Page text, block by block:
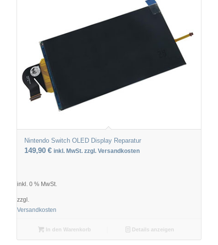
Nintendo Switch OLED Display Reparatur
149,90 € inkl. MwSt. zzgl. Versandkosten
inkl. 0 % MwSt.
zzgl.
Versandkosten
In den Warenkorb Details anzeigen